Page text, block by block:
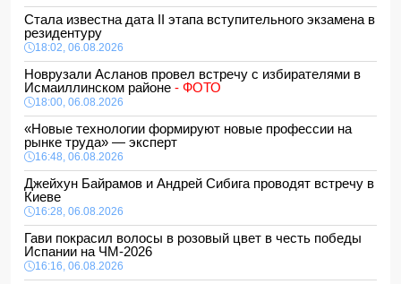
Стала известна дата II этапа вступительного экзамена в
резидентуру
18:02, 06.08.2026
Новрузали Асланов провел встречу с избирателями в
Исмаиллинском районе - ФОТО
18:00, 06.08.2026
«Новые технологии формируют новые профессии на
рынке труда» — эксперт
16:48, 06.08.2026
Джейхун Байрамов и Андрей Сибига проводят встречу в
Киеве
16:28, 06.08.2026
Гави покрасил волосы в розовый цвет в честь победы
Испании на ЧМ-2026
16:16, 06.08.2026